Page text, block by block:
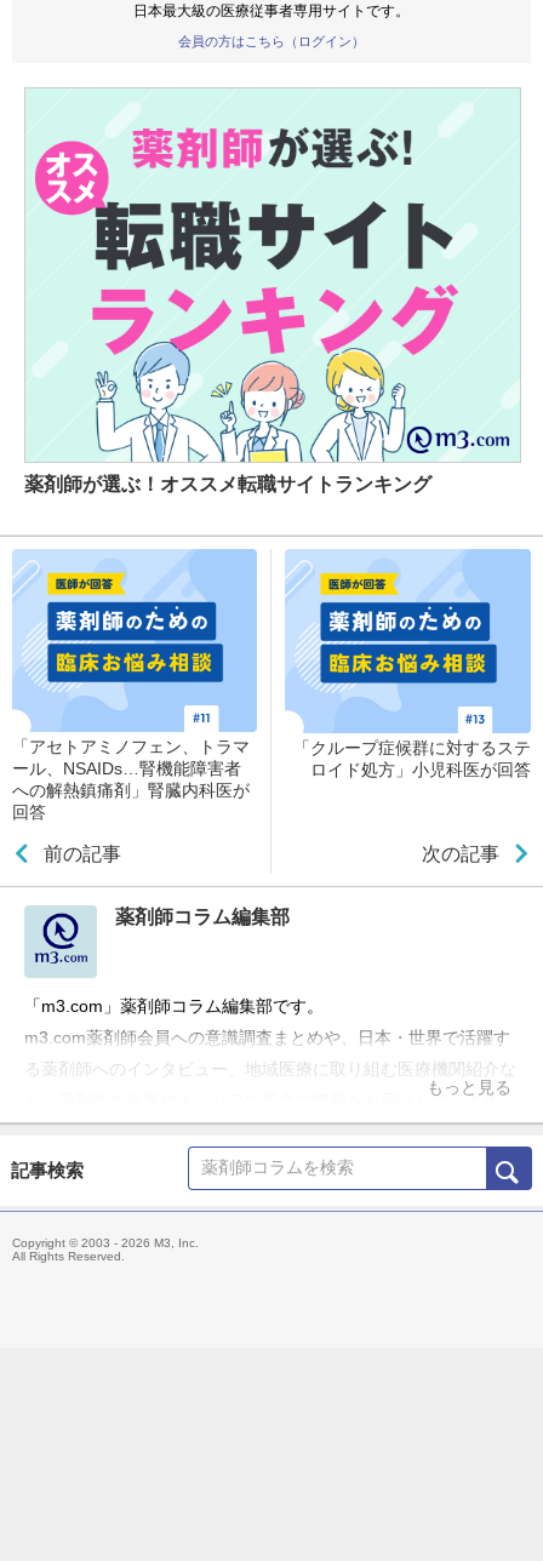
日本最大級の医療従事者専用サイトです。
会員の方はこちら（ログイン）
薬剤師が選ぶ！オススメ転職サイトランキング
「アセトアミノフェン、トラマ
ール、NSAIDs…腎機能障害者
への解熱鎮痛剤」腎臓内科医が
回答
前の記事
「クループ症候群に対するステ
ロイド処方」小児科医が回答
次の記事
薬剤師コラム編集部
「m3.com」薬剤師コラム編集部です。
m3.com薬剤師会員への意識調査まとめや、日本・世界で活躍す
る薬剤師へのインタビュー、地域医療に取り組む医療機関紹介な
ど、薬剤師の仕事やキャリアに役立つ情報をお届けしています。
もっと見る
記事検索
Copyright © 2003 - 2026 M3, Inc.
All Rights Reserved.